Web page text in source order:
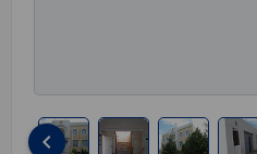
keyboard_arrow_left